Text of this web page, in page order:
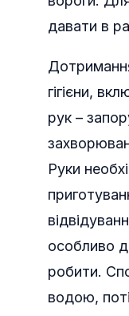
давати в
гігієни,
рук –
Руки
особливо
робити.
водою,